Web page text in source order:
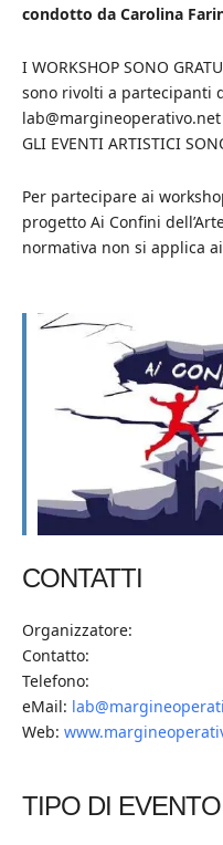
condotto da Carolina
I WORKSHOP SONO
sono rivolti a partecipanti
lab@margineoperativo.net
GLI EVENTI ARTISTICI
Per partecipare ai
progetto Ai Confini
normativa non si applica
CONTATTI
Organizzatore:
Contatto:
Telefono:
eMail:
Web:
TIPO DI EVENTO